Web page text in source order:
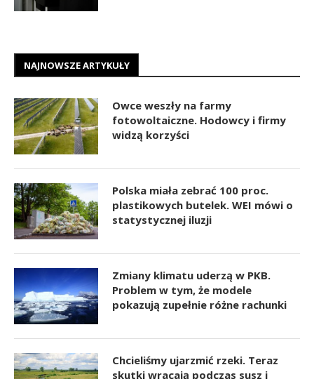
NAJNOWSZE ARTYKUŁY
Owce weszły na farmy
fotowoltaiczne. Hodowcy i firmy
widzą korzyści
Polska miała zebrać 100 proc.
plastikowych butelek. WEI mówi o
statystycznej iluzji
Zmiany klimatu uderzą w PKB.
Problem w tym, że modele
pokazują zupełnie różne rachunki
Chcieliśmy ujarzmić rzeki. Teraz
skutki wracają podczas susz i